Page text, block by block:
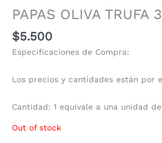
PAPAS OLIVA TRUFA
$5.500
Especificaciones de Compra:
Los precios y cantidades están por
Cantidad: 1 equivale a una unidad
Out of stock